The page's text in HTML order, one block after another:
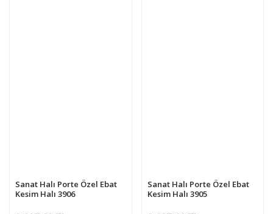
Sanat Halı Porte Özel Ebat
Kesim Halı 3906
Sanat Halı Porte Özel Ebat
Kesim Halı 3905